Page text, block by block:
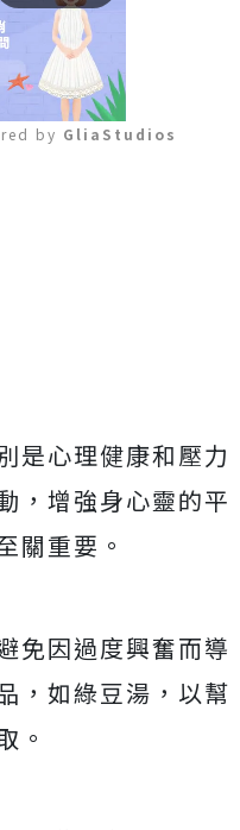
by GliaStudios
是心理健康和壓力
，增強身心靈的平
關重要。
免因過度興奮而導
，如綠豆湯，以幫
。